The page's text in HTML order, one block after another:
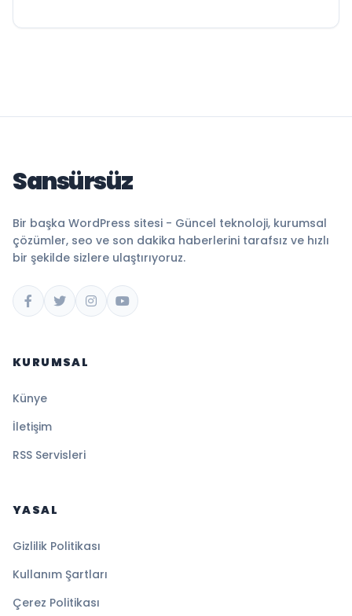
Sansürsüz
Bir başka WordPress sitesi - Güncel teknoloji, kurumsal
çözümler, seo ve son dakika haberlerini tarafsız ve hızlı
bir şekilde sizlere ulaştırıyoruz.
KURUMSAL
Künye
İletişim
RSS Servisleri
YASAL
Gizlilik Politikası
Kullanım Şartları
Çerez Politikası